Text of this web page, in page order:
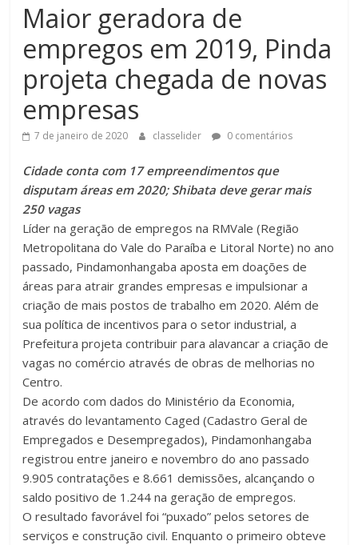
Maior geradora de
empregos em 2019, Pinda
projeta chegada de novas
empresas
7 de janeiro de 2020 classelider 0 comentários
Cidade conta com 17 empreendimentos que
disputam áreas em 2020; Shibata deve gerar mais
250 vagas
Líder na geração de empregos na RMVale (Região
Metropolitana do Vale do Paraíba e Litoral Norte) no ano
passado, Pindamonhangaba aposta em doações de
áreas para atrair grandes empresas e impulsionar a
criação de mais postos de trabalho em 2020. Além de
sua política de incentivos para o setor industrial, a
Prefeitura projeta contribuir para alavancar a criação de
vagas no comércio através de obras de melhorias no
Centro.
De acordo com dados do Ministério da Economia,
através do levantamento Caged (Cadastro Geral de
Empregados e Desempregados), Pindamonhangaba
registrou entre janeiro e novembro do ano passado
9.905 contratações e 8.661 demissões, alcançando o
saldo positivo de 1.244 na geração de empregos.
O resultado favorável foi “puxado” pelos setores de
serviços e construção civil. Enquanto o primeiro obteve